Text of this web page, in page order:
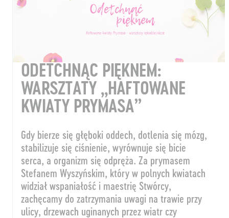
Sklep
ODETCHNĄĆ PIĘKNEM:
WARSZTATY „HAFTOWANE
KWIATY PRYMASA”
Gdy bierze się głęboki oddech, dotlenia się mózg,
stabilizuje się ciśnienie, wyrównuje się bicie
serca, a organizm się odpręża. Za prymasem
Stefanem Wyszyńskim, który w polnych kwiatach
widział wspaniałość i maestrię Stwórcy,
zachęcamy do zatrzymania uwagi na trawie przy
ulicy, drzewach uginanych przez wiatr czy